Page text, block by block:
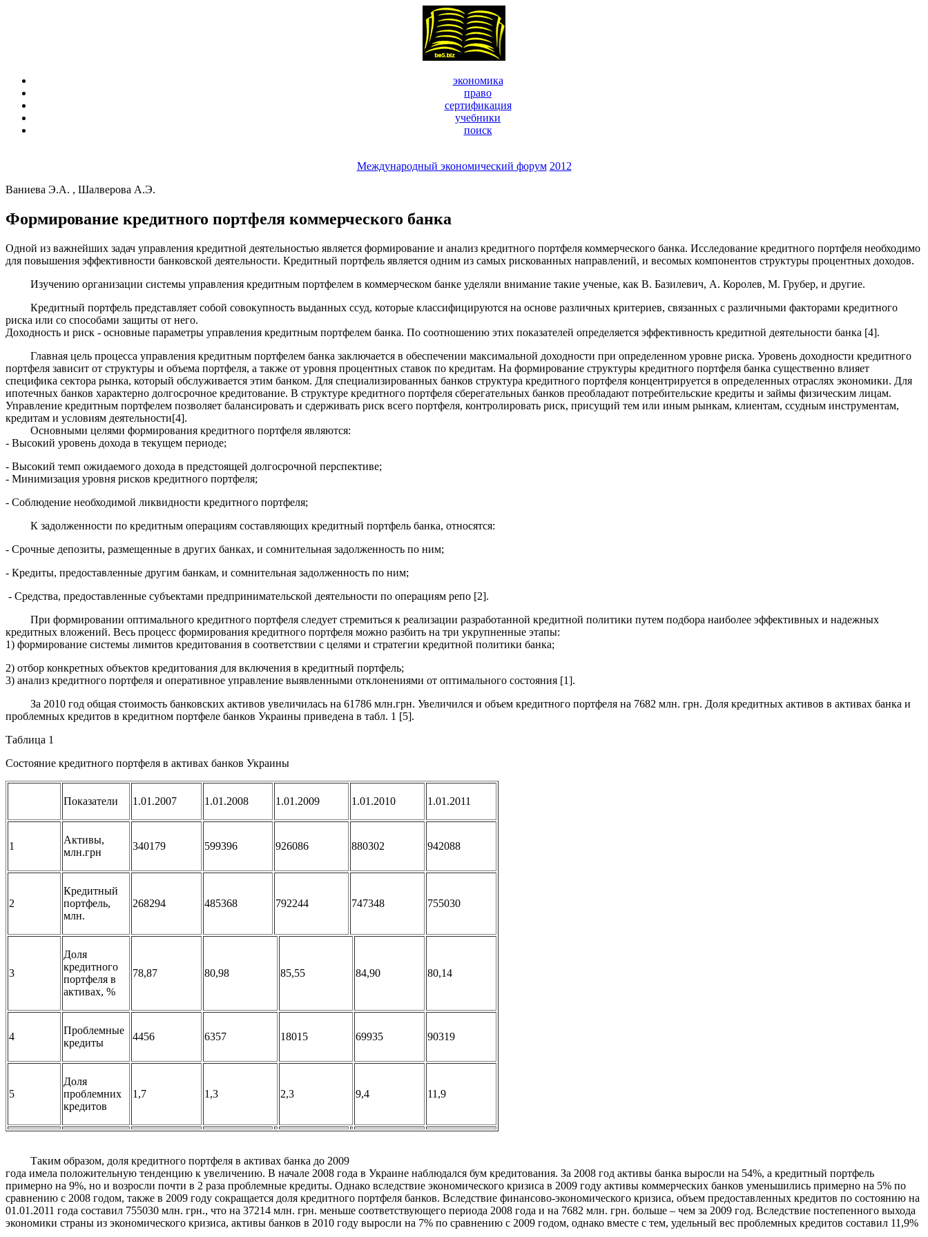
экономика
право
сертификация
учебники
поиск
Международный экономический форум 2012
Ваниева Э.А. , Шалверова А.Э.
Формирование кредитного портфеля коммерческого банка
Одной из важнейших задач управления кредитной деятельностью является формирование и анализ кредитного портфеля коммерческого банка. Исследование кредитного портфеля необходимо
для повышения эффективности банковской деятельности. Кредитный портфель является одним из самых рискованных направлений, и весомых компонентов структуры процентных доходов.
Изучению организации системы управления кредитным портфелем в коммерческом банке уделяли внимание такие ученые, как В. Базилевич, А. Королев, М. Грубер, и другие.
Кредитный портфель представляет собой совокупность выданных ссуд, которые классифицируются на основе различных критериев, связанных с различными факторами кредитного
риска или со способами защиты от него.
Доходность и риск - основные параметры управления кредитным портфелем банка. По соотношению этих показателей определяется эффективность кредитной деятельности банка [4].
Главная цель процесса управления кредитным портфелем банка заключается в обеспечении максимальной доходности при определенном уровне риска. Уровень доходности кредитного
портфеля зависит от структуры и объема портфеля, а также от уровня процентных ставок по кредитам. На формирование структуры кредитного портфеля банка существенно влияет
специфика сектора рынка, который обслуживается этим банком. Для специализированных банков структура кредитного портфеля концентрируется в определенных отраслях экономики. Для
ипотечных банков характерно долгосрочное кредитование. В структуре кредитного портфеля сберегательных банков преобладают потребительские кредиты и займы физическим лицам.
Управление кредитным портфелем позволяет балансировать и сдерживать риск всего портфеля, контролировать риск, присущий тем или иным рынкам, клиентам, ссудным инструментам,
кредитам и условиям деятельности[4].
Основными целями формирования кредитного портфеля являются:
- Высокий уровень дохода в текущем периоде;
- Высокий темп ожидаемого дохода в предстоящей долгосрочной перспективе;
- Минимизация уровня рисков кредитного портфеля;
- Соблюдение необходимой ликвидности кредитного портфеля;
К задолженности по кредитным операциям составляющих кредитный портфель банка, относятся:
- Срочные депозиты, размещенные в других банках, и сомнительная задолженность по ним;
- Кредиты, предоставленные другим банкам, и сомнительная задолженность по ним;
- Средства, предоставленные субъектами предпринимательской деятельности по операциям репо [2].
При формировании оптимального кредитного портфеля следует стремиться к реализации разработанной кредитной политики путем подбора наиболее эффективных и надежных
кредитных вложений. Весь процесс формирования кредитного портфеля можно разбить на три укрупненные этапы:
1) формирование системы лимитов кредитования в соответствии с целями и стратегии кредитной политики банка;
2) отбор конкретных объектов кредитования для включения в кредитный портфель;
3) анализ кредитного портфеля и оперативное управление выявленными отклонениями от оптимального состояния [1].
За 2010 год общая стоимость банковских активов увеличилась на 61786 млн.грн. Увеличился и объем кредитного портфеля на 7682 млн. грн. Доля кредитных активов в активах банка и
проблемных кредитов в кредитном портфеле банков Украины приведена в табл. 1 [5].
Таблица 1
Состояние кредитного портфеля в активах банков Украины
Показатели 1.01.2007 1.01.2008 1.01.2009 1.01.2010 1.01.2011
1
Активы,
млн.грн
340179 599396 926086 880302 942088
2
Кредитный
портфель,
млн.
268294 485368 792244 747348 755030
3
Доля
кредитного
портфеля в
активах, %
78,87 80,98 85,55 84,90 80,14
4
Проблемные
кредиты
4456 6357 18015 69935 90319
5
Доля
проблемних
кредитов
1,7 1,3 2,3 9,4 11,9
Таким образом, доля кредитного портфеля в активах банка до 2009
года имела положительную тенденцию к увеличению. В начале 2008 года в Украине наблюдался бум кредитования. За 2008 год активы банка выросли на 54%, а кредитный портфель
примерно на 9%, но и возросли почти в 2 раза проблемные кредиты. Однако вследствие экономического кризиса в 2009 году активы коммерческих банков уменьшились примерно на 5% по
сравнению с 2008 годом, также в 2009 году сокращается доля кредитного портфеля банков. Вследствие финансово-экономического кризиса, объем предоставленных кредитов по состоянию на
01.01.2011 года составил 755030 млн. грн., что на 37214 млн. грн. меньше соответствующего периода 2008 года и на 7682 млн. грн. больше – чем за 2009 год. Вследствие постепенного выхода
экономики страны из экономического кризиса, активы банков в 2010 году выросли на 7% по сравнению с 2009 годом, однако вместе с тем, удельный вес проблемных кредитов составил 11,9%